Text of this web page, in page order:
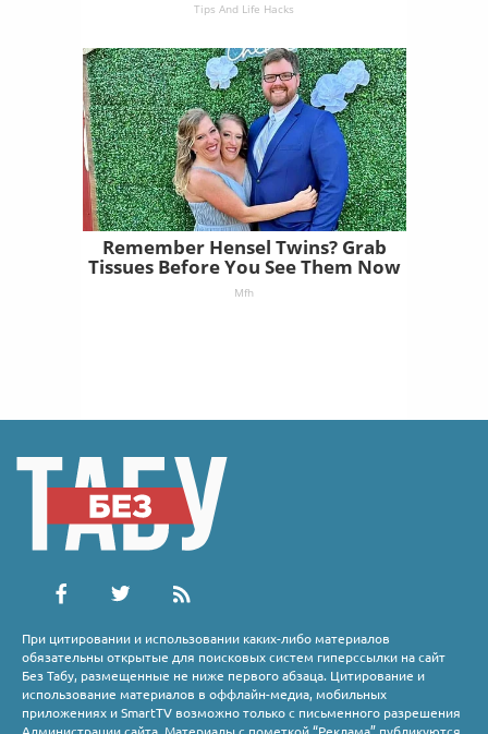
Tips And Life Hacks
Remember Hensel Twins? Grab
Tissues Before You See Them Now
Mfh
При цитировании и использовании каких-либо материалов
обязательны открытые для поисковых систем гиперссылки на сайт
Без Табу, размещенные не ниже первого абзаца. Цитирование и
использование материалов в оффлайн-медиа, мобильных
приложениях и SmartTV возможно только с письменного разрешения